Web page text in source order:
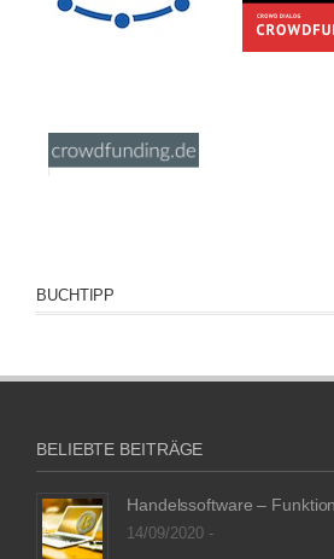
BUCHTIPP
BELIEBTE BEITRÄGE
Handelssoftware –
14/09/2020 -